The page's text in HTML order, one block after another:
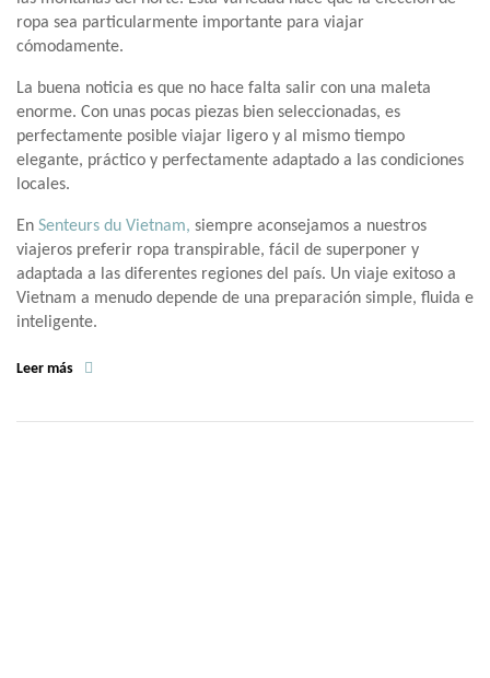
ropa sea particularmente importante para viajar
cómodamente.
La buena noticia es que no hace falta salir con una maleta
enorme. Con unas pocas piezas bien seleccionadas, es
perfectamente posible viajar ligero y al mismo tiempo
elegante, práctico y perfectamente adaptado a las condiciones
locales.
En Senteurs du Vietnam, siempre aconsejamos a nuestros
viajeros preferir ropa transpirable, fácil de superponer y
adaptada a las diferentes regiones del país. Un viaje exitoso a
Vietnam a menudo depende de una preparación simple, fluida e
inteligente.
Leer más